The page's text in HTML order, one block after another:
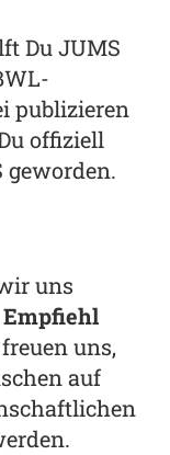
Du JUMS
publizieren
offiziell
uns
Empfiehl
uns,
auf